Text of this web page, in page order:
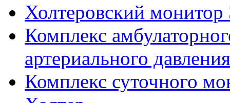
Холтеровский
Комплекс
артериального
Комплекс суточного